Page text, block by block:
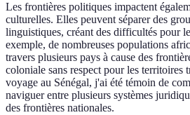
Les frontières politiques impactent
culturelles. Elles peuvent séparer des
linguistiques, créant des difficultés pour
exemple, de nombreuses populations
travers plusieurs pays à cause des
coloniale sans respect pour les territoires
voyage au Sénégal, j'ai été témoin de
naviguer entre plusieurs systèmes
des frontières nationales.